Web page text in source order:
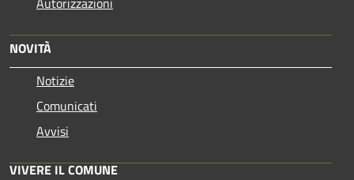
NOVITÀ
Notizie
Comunicati
Avvisi
VIVERE IL COMUNE